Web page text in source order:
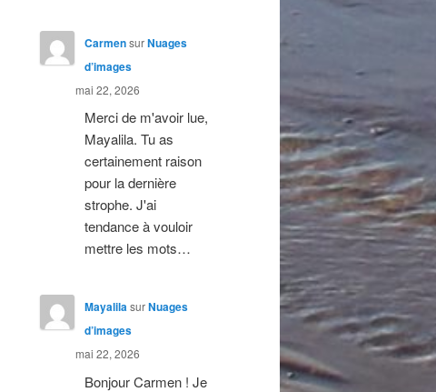
CarmensurNuages
d’images
mai 22, 2026
Merci de m'avoir lue,
Mayalila. Tu as
certainement raison
pour la dernière
strophe. J'ai
tendance à vouloir
mettre les mots…
MayalilasurNuages
d’images
mai 22, 2026
Bonjour Carmen ! Je